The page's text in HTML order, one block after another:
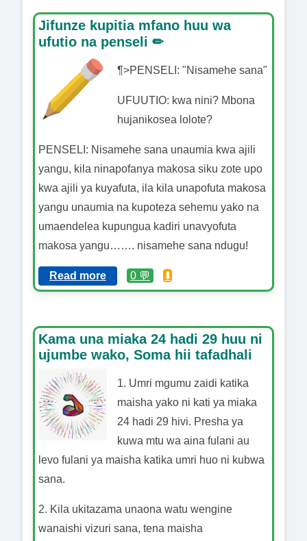
Jifunze kupitia mfano huu wa
ufutio na penseli ✏
¶>PENSELI: "Nisamehe sana"
UFUUTIO: kwa nini? Mbona
hujanikosea lolote?
PENSELI: Nisamehe sana unaumia kwa ajili
yangu, kila ninapofanya makosa siku zote upo
kwa ajili ya kuyafuta, ila kila unapofuta makosa
yangu unaumia na kupoteza sehemu yako na
umaendelea kupungua kadiri unavyofuta
makosa yangu……. nisamehe sana ndugu!
Read more 0 💬 ⬇️
Kama una miaka 24 hadi 29 huu ni
ujumbe wako, Soma hii tafadhali
1. Umri mgumu zaidi katika
maisha yako ni kati ya miaka
24 hadi 29 hivi. Presha ya
kuwa mtu wa aina fulani au
levo fulani ya maisha katika umri huo ni kubwa
sana.
2. Kila ukitazama unaona watu wengine
wanaishi vizuri sana, tena maisha